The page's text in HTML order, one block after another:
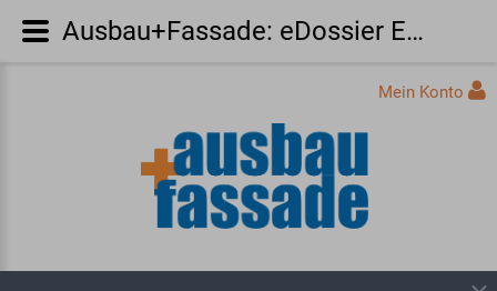
Mein Konto
Ausbau+Fassade: eDossier Extra Anschlüsse und Details (PDF)